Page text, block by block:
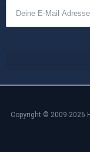
Copyright © 2009-2026